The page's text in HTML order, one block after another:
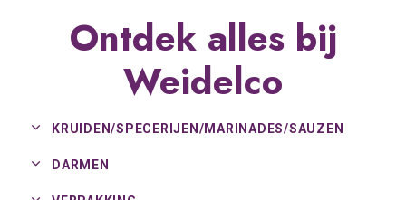
Ontdek alles bij
Weidelco
KRUIDEN/SPECERIJEN/MARINADES/SAUZEN
DARMEN